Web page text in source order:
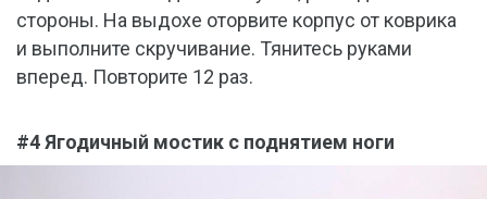
стороны. На выдохе оторвите корпус от коврика
и выполните скручивание. Тянитесь руками
вперед. Повторите 12 раз.
#4 Ягодичный мостик с поднятием ноги